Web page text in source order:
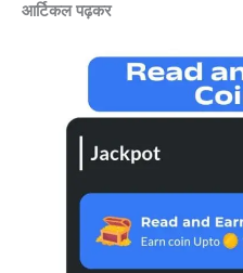
आर्टिकल पढ़कर